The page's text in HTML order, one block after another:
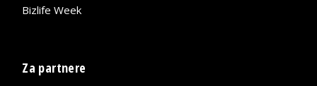
Bizlife Week
Za partnere